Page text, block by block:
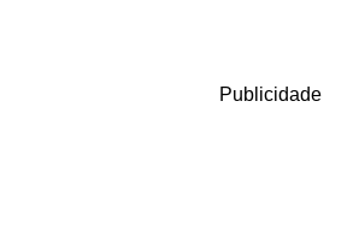
Publicidade